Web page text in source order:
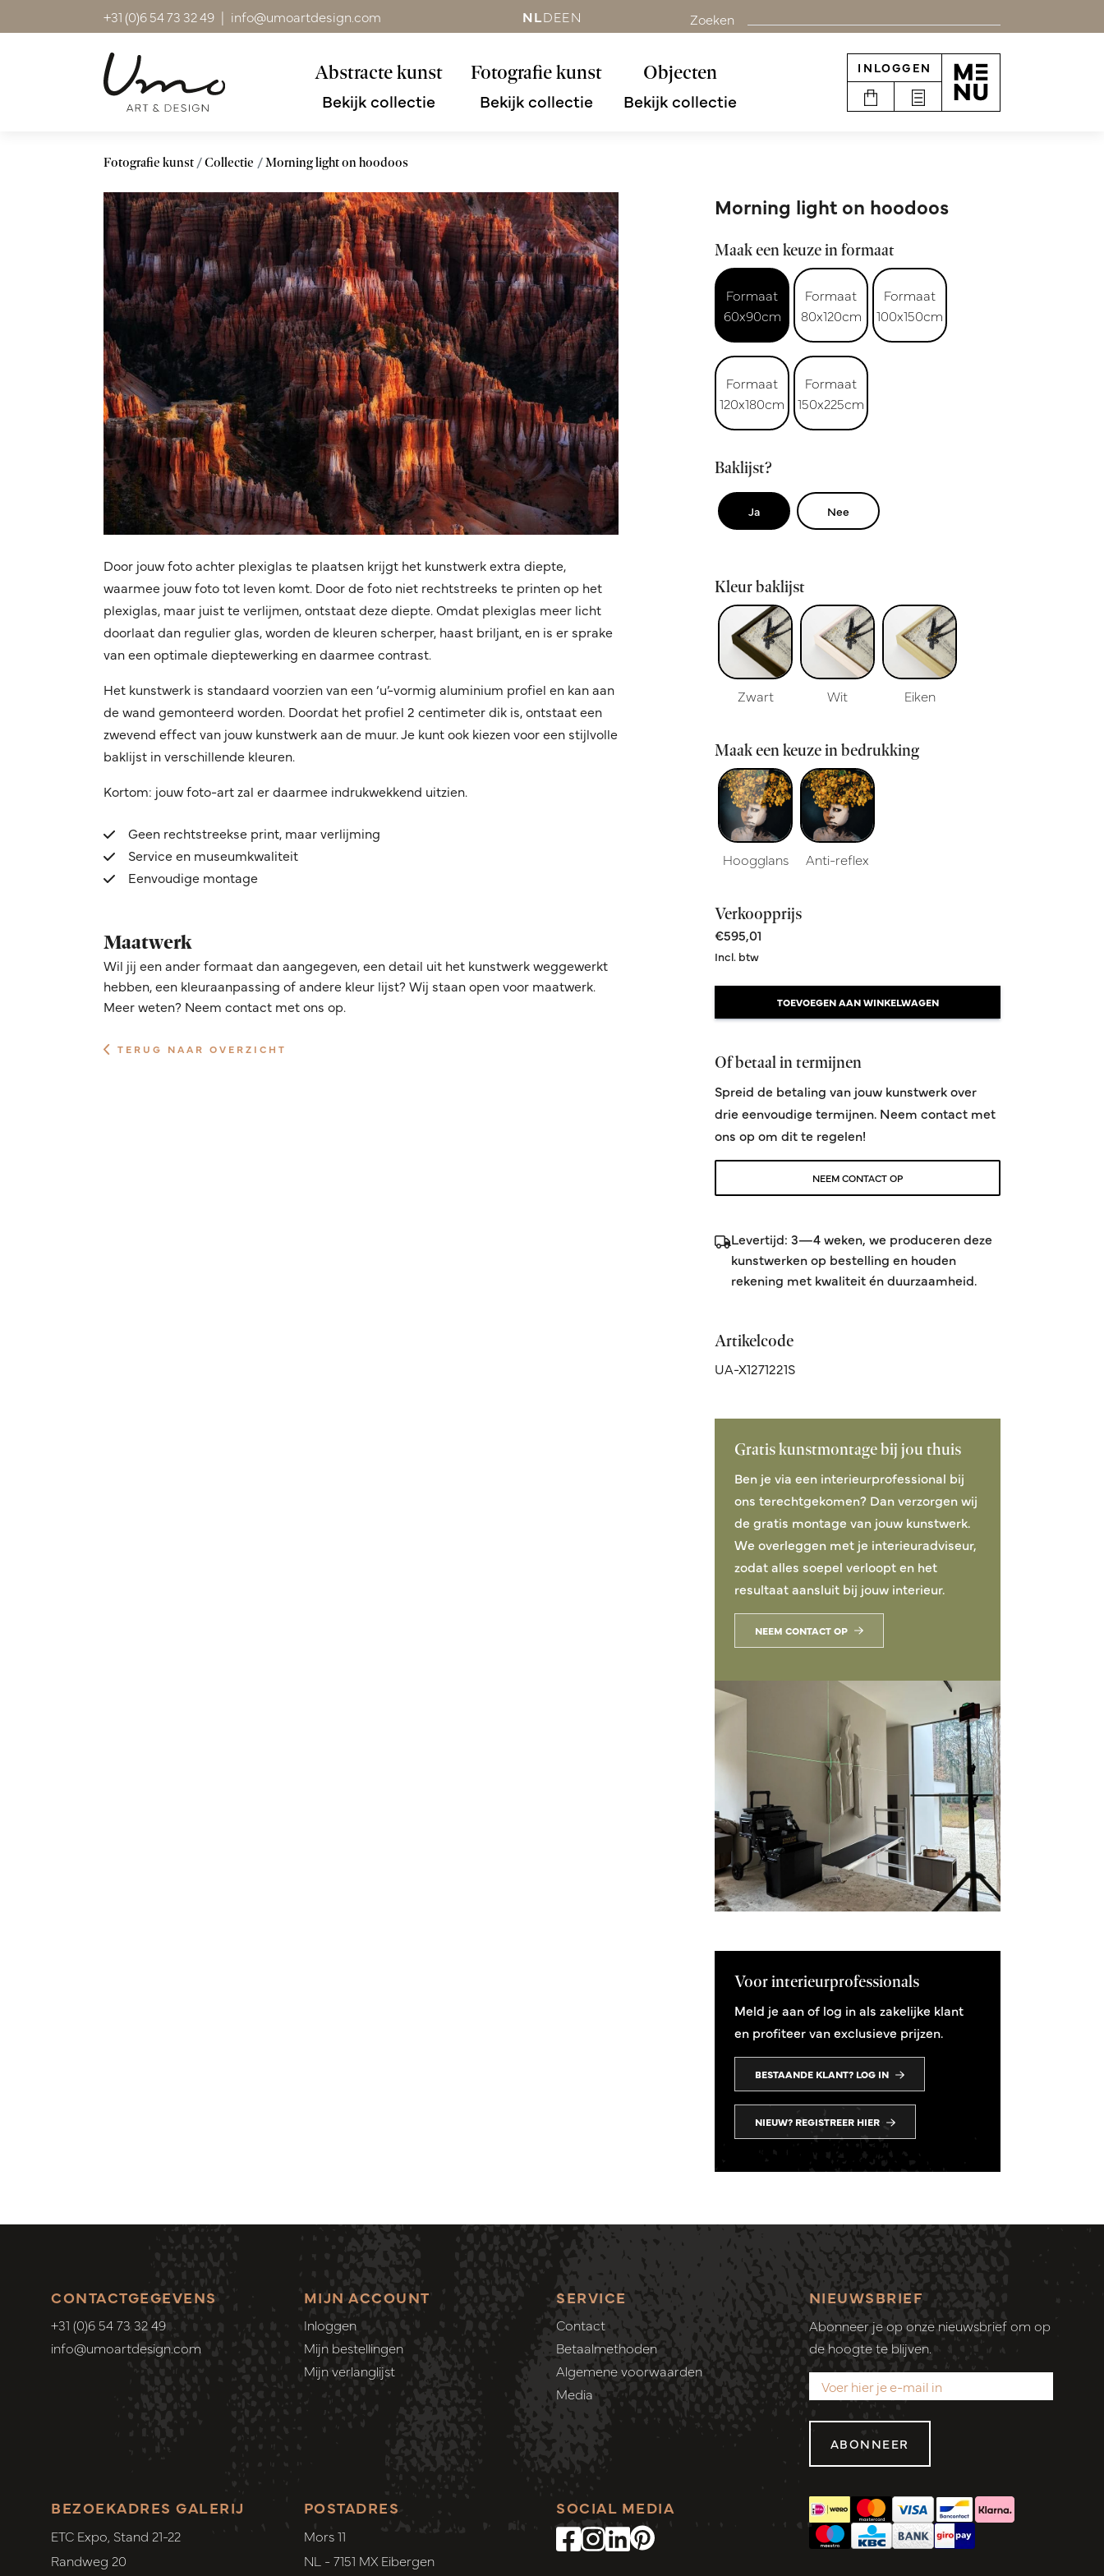
+31 (0)6 54 73 32 49 | info@umoartdesign.com NLDEEN Zoeken
Abstracte kunst
Bekijk collectie
Fotografie kunst
Bekijk collectie
Objecten
Bekijk collectie
INLOGGEN
Fotografie kunst Collectie Morning light on hoodoos
Door jouw foto achter plexiglas te plaatsen krijgt het kunstwerk extra diepte,
waarmee jouw foto tot leven komt. Door de foto niet rechtstreeks te printen op het
plexiglas, maar juist te verlijmen, ontstaat deze diepte. Omdat plexiglas meer licht
doorlaat dan regulier glas, worden de kleuren scherper, haast briljant, en is er sprake
van een optimale dieptewerking en daarmee contrast.
Het kunstwerk is standaard voorzien van een ‘u’-vormig aluminium profiel en kan aan
de wand gemonteerd worden. Doordat het profiel 2 centimeter dik is, ontstaat een
zwevend effect van jouw kunstwerk aan de muur. Je kunt ook kiezen voor een stijlvolle
baklijst in verschillende kleuren.
Kortom: jouw foto-art zal er daarmee indrukwekkend uitzien.
Geen rechtstreekse print, maar verlijming
Service en museumkwaliteit
Eenvoudige montage
Maatwerk
Wil jij een ander formaat dan aangegeven, een detail uit het kunstwerk weggewerkt
hebben, een kleuraanpassing of andere kleur lijst? Wij staan open voor maatwerk.
Meer weten? Neem contact met ons op.
TERUG NAAR OVERZICHT
Morning light on hoodoos
Maak een keuze in formaat
Formaat
60x90cm
Formaat
80x120cm
Formaat
100x150cm
Formaat
120x180cm
Formaat
150x225cm
Baklijst?
Ja Nee
Kleur baklijst
Zwart Wit Eiken
Maak een keuze in bedrukking
Hoogglans Anti-reflex
Verkoopprijs
€595,01
Incl. btw
TOEVOEGEN AAN WINKELWAGEN
Of betaal in termijnen
Spreid de betaling van jouw kunstwerk over
drie eenvoudige termijnen. Neem contact met
ons op om dit te regelen!
NEEM CONTACT OP
Levertijd: 3—4 weken, we produceren deze
kunstwerken op bestelling en houden
rekening met kwaliteit én duurzaamheid.
Artikelcode
UA-X1271221S
Gratis kunstmontage bij jou thuis
Ben je via een interieurprofessional bij
ons terechtgekomen? Dan verzorgen wij
de gratis montage van jouw kunstwerk.
We overleggen met je interieuradviseur,
zodat alles soepel verloopt en het
resultaat aansluit bij jouw interieur.
NEEM CONTACT OP
Voor interieurprofessionals
Meld je aan of log in als zakelijke klant
en profiteer van exclusieve prijzen.
BESTAANDE KLANT? LOG IN
NIEUW? REGISTREER HIER
CONTACTGEGEVENS
+31 (0)6 54 73 32 49
info@umoartdesign.com
MIJN ACCOUNT
Inloggen
Mijn bestellingen
Mijn verlanglijst
SERVICE
Contact
Betaalmethoden
Algemene voorwaarden
Media
SOCIAL MEDIA
POSTADRES
Mors 11
NL - 7151 MX Eibergen
BEZOEKADRES GALERIJ
ETC Expo, Stand 21-22
Randweg 20
NIEUWSBRIEF
Abonneer je op onze nieuwsbrief om op
de hoogte te blijven.
ABONNEER